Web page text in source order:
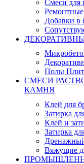
Смеси для
Ремонтные
Добавки в
Полы
СМЕСИ
КАМНЯ
Клей для
Затирка
Клей и
Затирка
Дренажный
Вяжущие